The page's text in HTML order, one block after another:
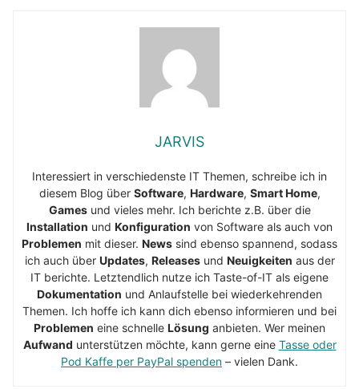
JARVIS
Interessiert in verschiedenste IT Themen, schreibe ich in
diesem Blog über Software, Hardware, Smart Home,
Gamesund vieles mehr. Ich berichte z.B. über die
Installation und Konfiguration von Software als auch von
Problemen mit dieser. News sind ebenso spannend, sodass
ich auch über Updates, Releasesund Neuigkeiten aus der
IT berichte. Letztendlich nutze ich Taste-of-IT als eigene
Dokumentation und Anlaufstelle bei wiederkehrenden
Themen. Ich hoffe ich kann dich ebenso informieren und bei
Problemen eine schnelle Lösung anbieten. Wer meinen
Aufwand unterstützen möchte, kann gerne eine Tasse oder
Pod Kaffe per PayPal spenden – vielen Dank.